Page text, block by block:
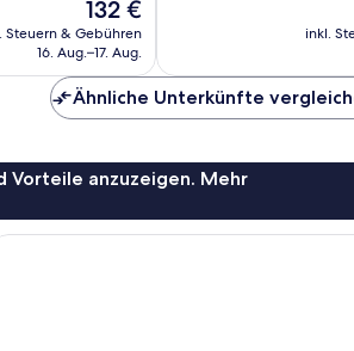
Der
Preis
beträgt
132 €
Steuern & Gebühren
16. Aug.–17. Aug.
inkl.
Ähnliche Unterkünfte
Vorteile anzuzeigen. Mehr